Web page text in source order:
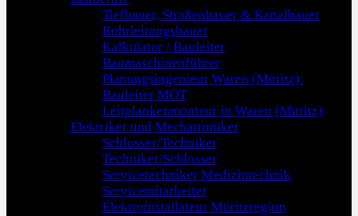
Tiefbauer, Straßenbauer & Kanalbauer
Rohrleitungsbauer
Kalkulator / Bauleiter
Baumaschinenführer
Planungsingenieur Waren (Müritz):
Bauleiter MOT
Leitplankenmonteur in Waren (Müritz)
Elektriker und Mechatroniker
Schlosser/Techniker
Techniker/Schlosser
Servicetechniker Medizintechnik
Servicemitarbeiter
Elektroinstallateur Müritzregion